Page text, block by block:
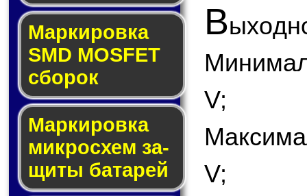
Мар­ки­ров­ка
SMD MOSFET
сбо­рок
Мар­ки­ров­ка
мик­ро­схем за­
щи­ты ба­та­рей
В
V;
V;